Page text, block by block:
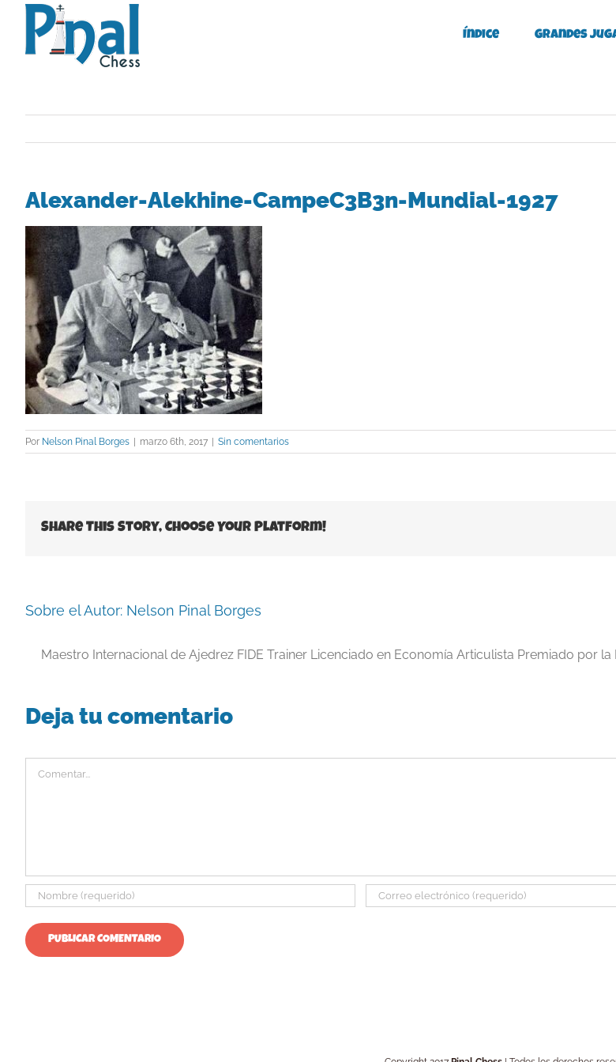
Saltar
contenido
Índice Grandes
Alexander-Alekhine-CampeC3B3n-Mundial-1927
Por Nelson Pinal Borges | marzo 6th, 2017 | Sin comentarios
Share This Story, Choose Your Platform!
Sobre el Autor: Nelson Pinal Borges
Maestro Internacional de Ajedrez FIDE Trainer Licenciado en Economía Articulista Premiado por
Deja tu comentario